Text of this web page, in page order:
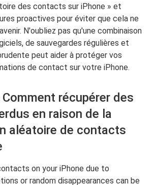
des contacts sur iPhone » et
proactives pour éviter que cela ne
N'oubliez pas qu'une combinaison
de sauvegardes régulières et
peut aider à protéger vos
de contact sur votre iPhone.
Comment récupérer des
en raison de la
aléatoire de contacts
on your iPhone due to
or random disappearances can be